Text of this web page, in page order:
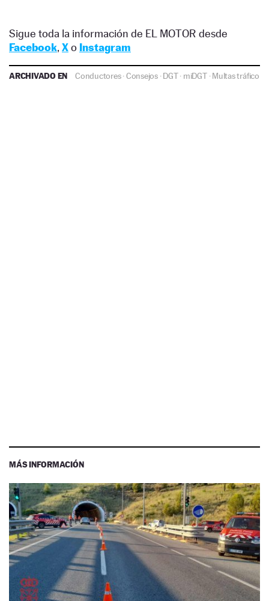
Sigue toda la información de EL MOTOR desde
Facebook, Xo Instagram
ARCHIVADO EN Conductores·Consejos·DGT· miDGT·Multas tráfico
MÁS INFORMACIÓN